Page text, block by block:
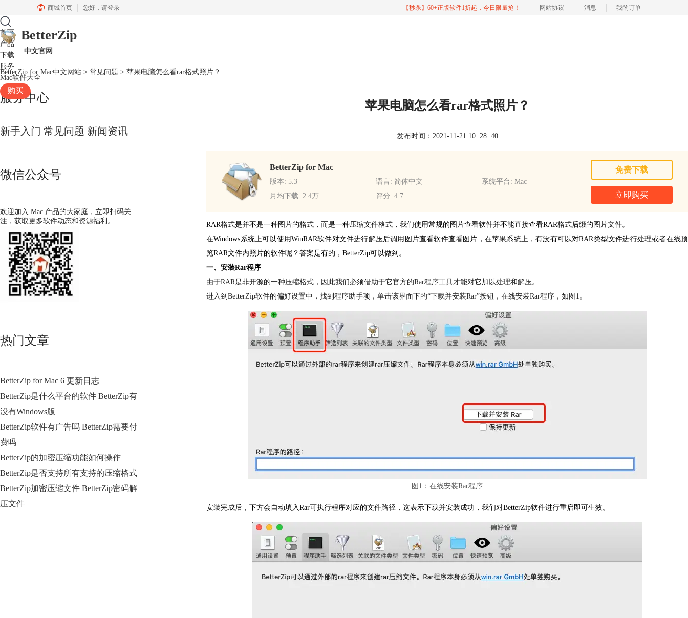
商城首页 您好， 请登录 【秒杀】60+正版软件1折起，今日限量抢！ 网站协议 消息 我的订单
BetterZip
中文官网
首页
产品
下载
服务
Mac软件大全
购买
BetterZip for Mac中文网站 > 常见问题 > 苹果电脑怎么看rar格式照片？
服务中心
新手入门 常见问题 新闻资讯
微信公众号
欢迎加入 Mac 产品的大家庭，立即扫码关
注，获取更多软件动态和资源福利。
热门文章
BetterZip for Mac 6 更新日志
BetterZip是什么平台的软件 BetterZip有
没有Windows版
BetterZip软件有广告吗 BetterZip需要付
费吗
BetterZip的加密压缩功能如何操作
BetterZip是否支持所有支持的压缩格式
BetterZip加密压缩文件 BetterZip密码解
压文件
苹果电脑怎么看rar格式照片？
发布时间：2021-11-21 10: 28: 40
BetterZip for Mac
版本: 5.3 语言: 简体中文
系统平台: Mac
月均下载: 2.4万
评分: 4.7
免费下载
立即购买
RAR格式是并不是一种图片的格式，而是一种压缩文件格式，我们使用常规的图片查看软件并不能直接查看RAR格式后缀的图片文件。
在Windows系统上可以使用WinRAR软件对文件进行解压后调用图片查看软件查看图片，在苹果系统上，有没有可以对RAR类型文件进行处理或者在线预
览RAR文件内照片的软件呢？答案是有的，BetterZip可以做到。
一、安装Rar程序
由于RAR是非开源的一种压缩格式，因此我们必须借助于它官方的Rar程序工具才能对它加以处理和解压。
进入到BetterZip软件的偏好设置中，找到程序助手项，单击该界面下的“下载并安装Rar”按钮，在线安装Rar程序，如图1。
图1：在线安装Rar程序
安装完成后，下方会自动填入Rar可执行程序对应的文件路径，这表示下载并安装成功，我们对BetterZip软件进行重启即可生效。